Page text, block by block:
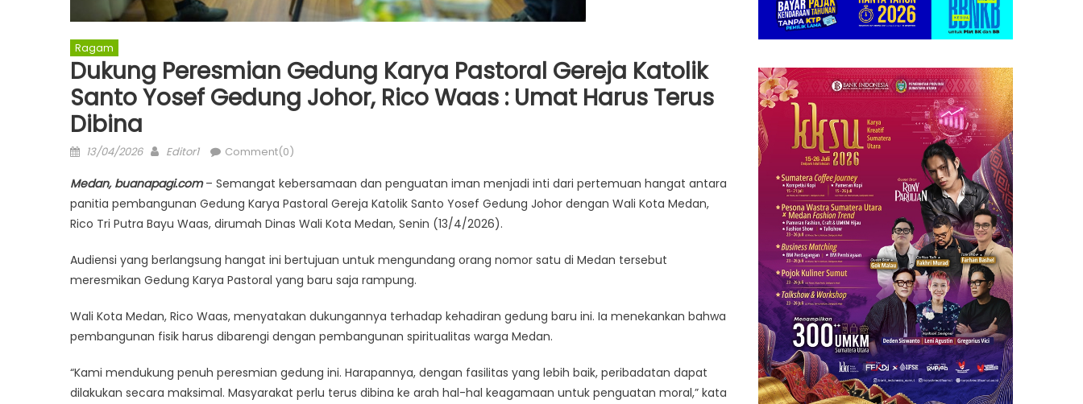
Ragam
Dukung Peresmian Gedung Karya Pastoral Gereja Katolik
Santo Yosef Gedung Johor, Rico Waas : Umat Harus Terus
Dibina
Posted
13/04/2026 Author
Editor1 Comment(0)
Medan, buanapagi.com– Semangat kebersamaan dan penguatan iman menjadi inti dari pertemuan hangat antara
panitia pembangunan Gedung Karya Pastoral Gereja Katolik Santo Yosef Gedung Johor dengan Wali Kota Medan,
Rico Tri Putra Bayu Waas, dirumah Dinas Wali Kota Medan, Senin (13/4/2026).
Audiensi yang berlangsung hangat ini bertujuan untuk mengundang orang nomor satu di Medan tersebut
meresmikan Gedung Karya Pastoral yang baru saja rampung.
​Wali Kota Medan, Rico Waas, menyatakan dukungannya terhadap kehadiran gedung baru ini. Ia menekankan bahwa
pembangunan fisik harus dibarengi dengan pembangunan spiritualitas warga Medan.
“Kami mendukung penuh peresmian gedung ini. Harapannya, dengan fasilitas yang lebih baik, peribadatan dapat
dilakukan secara maksimal. Masyarakat perlu terus dibina ke arah hal-hal keagamaan untuk penguatan moral,” kata